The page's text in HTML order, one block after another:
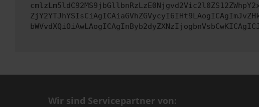
Wir sind Servicepartner von: